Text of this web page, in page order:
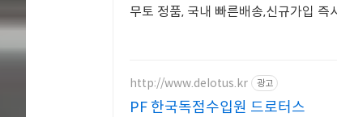
무토 정품, 국내 빠른배송,신규가입
http://www.delotus.kr 광고
PF 한국독점수입원 드로터스